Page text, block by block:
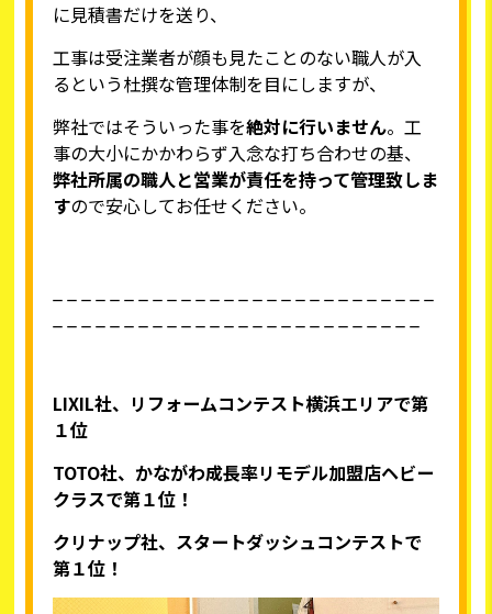
に見積書だけを送り、
工事は受注業者が顔も見たことのない職人が入
るという杜撰な管理体制を目にしますが、
弊社ではそういった事を絶対に行いません。工
事の大小にかかわらず入念な打ち合わせの基、
弊社所属の職人と営業が責任を持って管理致しま
すので安心してお任せください。
LIXIL社、リフォームコンテスト横浜エリアで第
１位
TOTO社、かながわ成長率リモデル加盟店ヘビー
クラスで第１位！
クリナップ社、スタートダッシュコンテストで
第１位！